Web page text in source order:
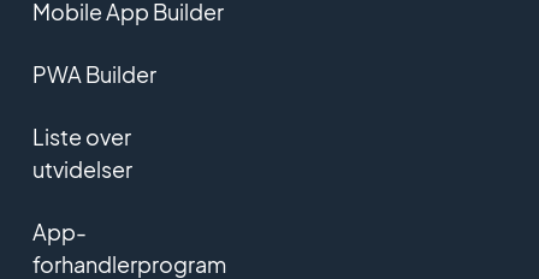
Mobile App Builder
PWA Builder
Liste over
utvidelser
App-
forhandlerprogram